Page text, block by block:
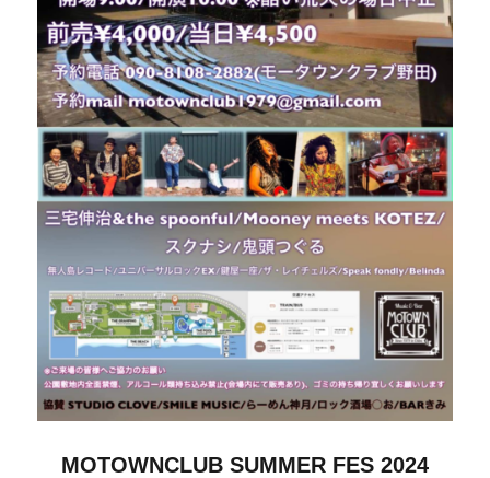
MOTOWNCLUB SUMMER FES 2024